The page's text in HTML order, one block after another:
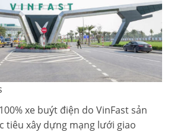
xe buýt điện do VinFast sản
tiêu xây dựng mạng lưới giao